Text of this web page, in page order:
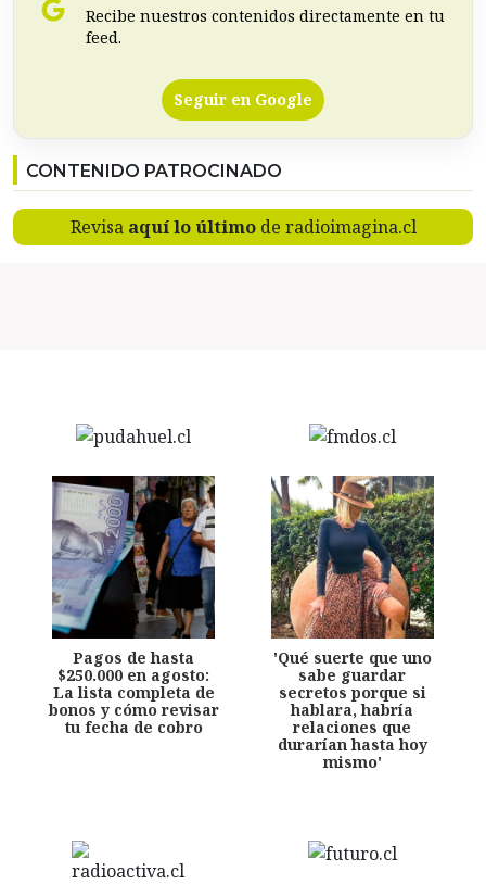
Recibe nuestros contenidos directamente en tu
feed.
Seguir en Google
CONTENIDO PATROCINADO
Revisa aquí lo últimode radioimagina.cl
Pagos de hasta
$250.000 en agosto:
La lista completa de
bonos y cómo revisar
tu fecha de cobro
'Qué suerte que uno
sabe guardar
secretos porque si
hablara, habría
relaciones que
durarían hasta hoy
mismo'